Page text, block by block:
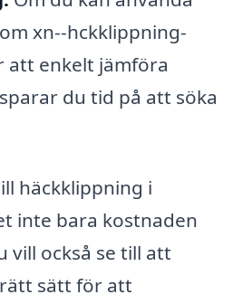
xn--hckklippning-
att enkelt jämföra
du tid på att söka
häckklippning i
inte bara kostnaden
vill också se till att
sätt för att